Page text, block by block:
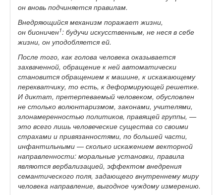
он вновь подчиняется правилам.
Внедряющийся механизм поражает жизни,
он бионичен1: будучи искусственным, не неся в себе
жизни, он уподобляется ей.
После того, как голова человека оказывается
захваченной, обращение к ней автоматически
становится обращением к машине, к искажающему
перехватчику, то есть, к деформирующей решетке.
И диктат, претерпеваемый человеком, обусловлен
не столько волюнтаризмом, законами, учителями,
злонамеренностью политиков, правящей группы, —
это всего лишь человеческие существа со своими
страхами и привязанностями, по большей части,
инфантильными — сколько искажением векторной
направленности: моральные установки, правила
являются вербализацией, эффектом внедрения
семантического поля, задающего внутреннему миру
человека направление, выгодное чуждому измерению.